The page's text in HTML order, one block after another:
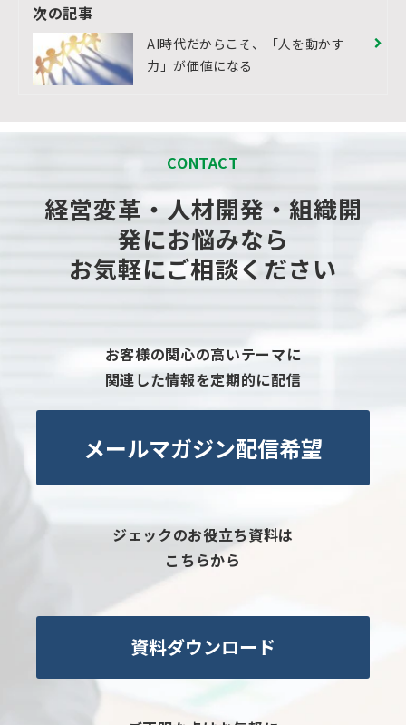
次の記事
AI時代だからこそ、「人を動かす
力」が価値になる
CONTACT
経営変革・人材開発・組織開
発にお悩みなら
お気軽にご相談ください
お客様の関心の高いテーマに
関連した情報を定期的に配信
メールマガジン配信希望
ジェックのお役立ち資料は
こちらから
資料ダウンロード